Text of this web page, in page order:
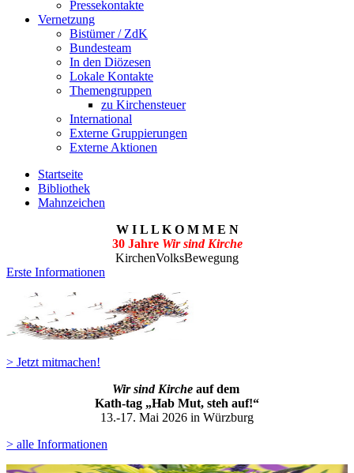
Pressekontakte
Vernetzung
Bistümer / ZdK
Bundesteam
In den Diözesen
Lokale Kontakte
Themengruppen
zu Kirchensteuer
International
Externe Gruppierungen
Externe Aktionen
Startseite
Bibliothek
Mahnzeichen
W I L L K O M M E N
30 Jahre Wir sind Kirche
KirchenVolksBewegung
Erste Informationen
> Jetzt mitmachen!
Wir sind Kirche auf dem
Kath-tag „Hab Mut, steh auf!“
13.-17. Mai 2026 in Würzburg
> alle Informationen